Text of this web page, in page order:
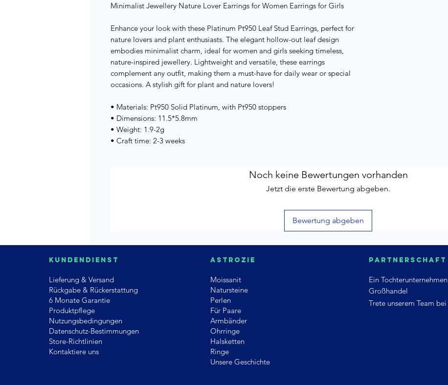
Minimalist Jewellery Nature Lover Earrings for Women Earrings for Girls
Enhance your look with these Platinum Pt950 Leaf Stud Earrings, perfect for
nature lovers and plant enthusiasts. The elegant hollow-out leaf design
embodies minimalist charm, ideal for women and girls seeking timeless,
nature-inspired jewellery. Lightweight and versatile, these earrings
complement any outfit, making them a must-have for daily wear or special
occasions. A stylish gift for plant and nature lovers!
• Materials: Pt950 Solid Platinum, with Pt950 stoppers
• Dimensions: 11.5*5.8mm
• Weight: 1.9-2g
• Craft time: 2-3 weeks
Noch keine Bewertungen vorhanden
Jetzt die erste Bewertung abgeben.
Bewertung abgeben
Kundendienst
Lieferung & Versand
Rückgabe & Rückerstattung
6 Monate Garantie
Produktpflege
Nutzungsbedingungen
Datenschutz-Bestimmungen
Store-Richtlinien
Kontaktiere uns
Astrozie
Moissanit
Natursteine
Perlen
Für Paare
Armbänder
Ohrringe
Halsketten
Ringe
Unsere Geschichte
Partnerschaft
EinTochterunternehmen
Großhandel
Trete unserem Team bei